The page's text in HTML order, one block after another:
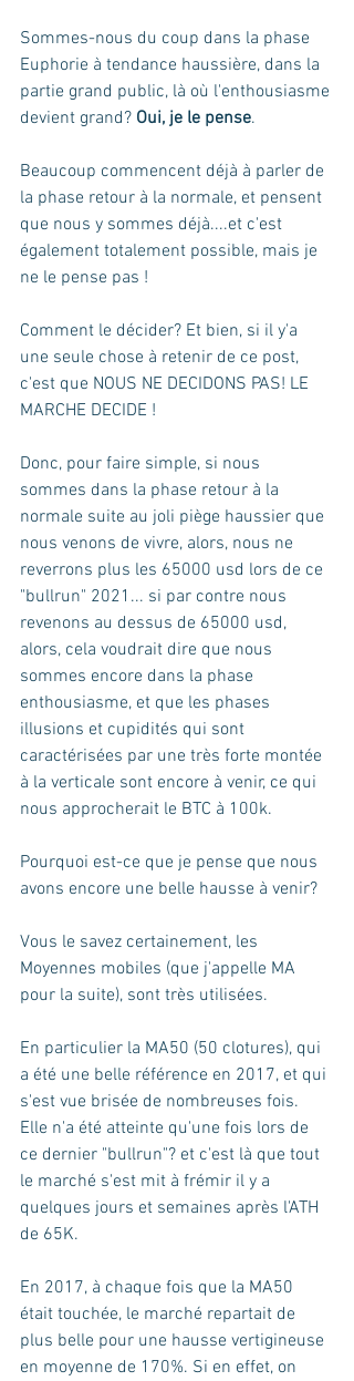
Sommes-nous du coup dans la phase
Euphorie à tendance haussière, dans la
partie grand public, là où l'enthousiasme
devient grand? Oui, je le pense.
Beaucoup commencent déjà à parler de
la phase retour à la normale, et pensent
que nous y sommes déjà....et c'est
également totalement possible, mais je
ne le pense pas !
Comment le décider? Et bien, si il y'a
une seule chose à retenir de ce post,
c'est que NOUS NE DECIDONS PAS! LE
MARCHE DECIDE !
Donc, pour faire simple, si nous
sommes dans la phase retour à la
normale suite au joli piège haussier que
nous venons de vivre, alors, nous ne
reverrons plus les 65000 usd lors de ce
"bullrun" 2021... si par contre nous
revenons au dessus de 65000 usd,
alors, cela voudrait dire que nous
sommes encore dans la phase
enthousiasme, et que les phases
illusions et cupidités qui sont
caractérisées par une très forte montée
à la verticale sont encore à venir, ce qui
nous approcherait le BTC à 100k.
Pourquoi est-ce que je pense que nous
avons encore une belle hausse à venir?
Vous le savez certainement, les
Moyennes mobiles (que j'appelle MA
pour la suite), sont très utilisées.
En particulier la MA50 (50 clotures), qui
a été une belle référence en 2017, et qui
s'est vue brisée de nombreuses fois.
Elle n'a été atteinte qu'une fois lors de
ce dernier "bullrun"? et c'est là que tout
le marché s'est mit à frémir il y a
quelques jours et semaines après l'ATH
de 65K.
En 2017, à chaque fois que la MA50
était touchée, le marché repartait de
plus belle pour une hausse vertigineuse
en moyenne de 170%. Si en effet, on